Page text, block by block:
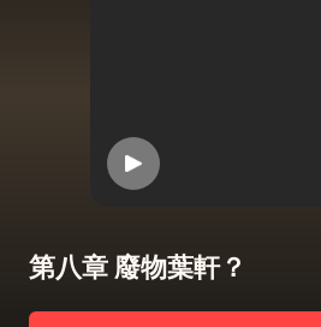
第八章 廢物葉軒？